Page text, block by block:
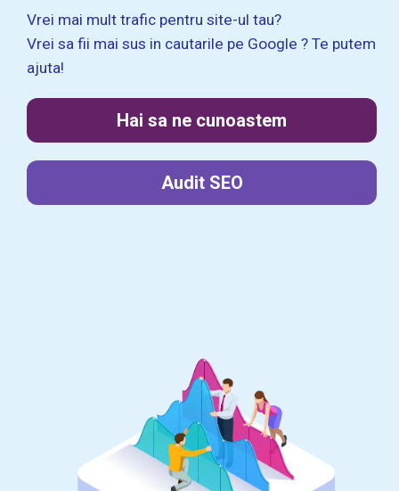
Vrei mai mult trafic pentru site-ul tau?
Vrei sa fii mai sus in cautarile pe Google ? Te putem
ajuta!
Hai sa ne cunoastem
Audit SEO